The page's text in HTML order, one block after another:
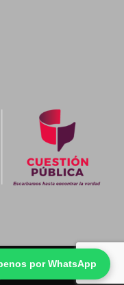
por WhatsApp
los derechos